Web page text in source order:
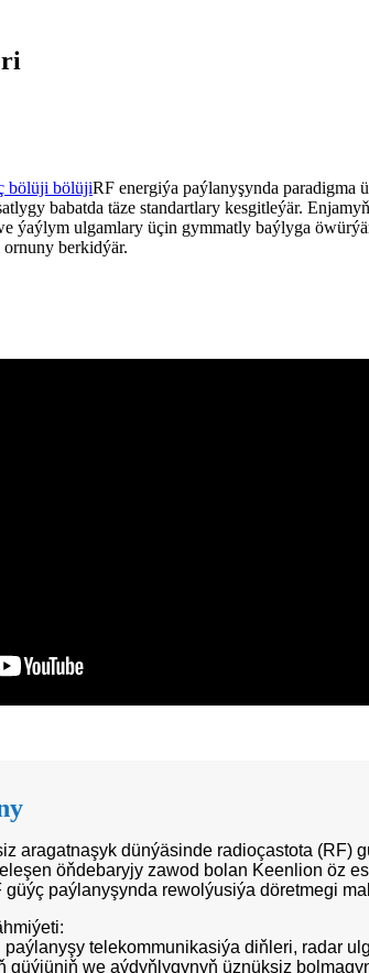
bölüji bölüjiRF energiýa paýlanyşynda
babatda täze standartlary kesgitleýär.
ýaýlym ulgamlary üçin gymmatly baýlyga
berkidýär.
aragatnaşyk dünýäsinde radioçastota
öňdebaryjy zawod bolan Keenlion öz
paýlanyşynda rewolýusiýa döretmegi
telekommunikasiýa diňleri, radar
güýjüniň we aýdyňlygynyň üznüksiz